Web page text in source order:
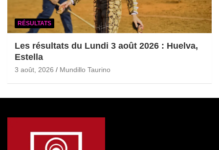
RÉSULTATS
Les résultats du Lundi 3 août 2026 : Huelva,
Estella
3 août, 2026 Mundillo Taurino